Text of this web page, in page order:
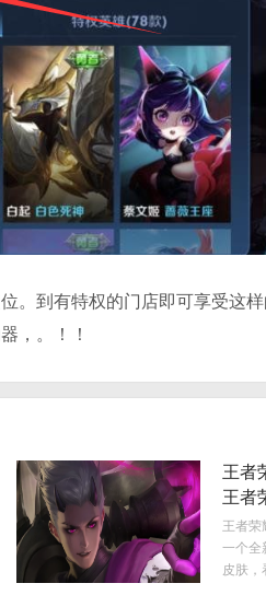
。到有特权的门店即可享受这
，。！！
王者
王者
径一
王者荣
一个全
皮肤，